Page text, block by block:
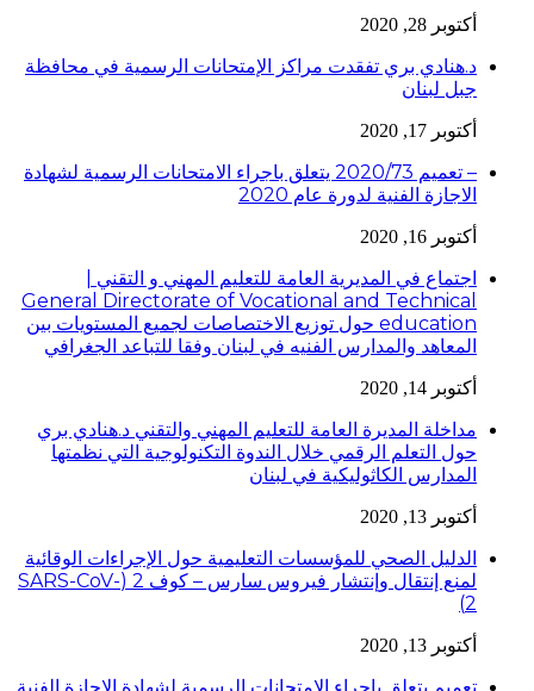
أكتوبر 28, 2020
د.هنادي بري تفقدت مراكز الإمتحانات الرسمية في محافظة
جبل لبنان
أكتوبر 17, 2020
– تعميم 2020/73 يتعلق باجراء الامتحانات الرسمية لشهادة
الاجازة الفنية لدورة عام 2020
أكتوبر 16, 2020
اجتماع في المديرية العامة للتعليم المهني و التقني |
General Directorate of Vocational and Technical
education حول توزيع الاختصاصات لجميع المستويات بين
المعاهد والمدارس الفنيه في لبنان وفقا للتباعد الجغرافي
أكتوبر 14, 2020
مداخلة المديرة العامة للتعليم المهني والتقني د.هنادي بري
حول التعلم الرقمي خلال الندوة التكنولوجية التي نظمتها
المدارس الكاثوليكية في لبنان
أكتوبر 13, 2020
الدليل الصحي للمؤسسات التعليمية حول الإجراءات الوقائية
لمنع إنتقال وإنتشار فيروس سارس – كوف 2 (SARS-CoV-
2)
أكتوبر 13, 2020